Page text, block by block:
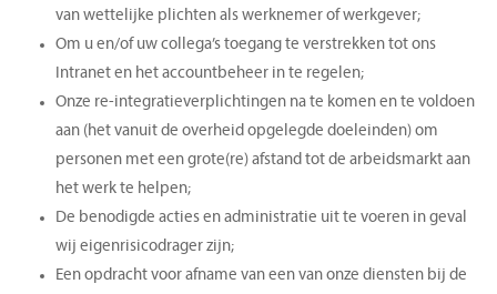
van wettelijke plichten als werknemer of werkgever;
Om u en/of uw collega’s toegang te verstrekken tot ons
Intranet en het accountbeheer in te regelen;
Onze re-integratieverplichtingen na te komen en te voldoen
aan (het vanuit de overheid opgelegde doeleinden) om
personen met een grote(re) afstand tot de arbeidsmarkt aan
het werk te helpen;
De benodigde acties en administratie uit te voeren in geval
wij eigenrisicodrager zijn;
Een opdracht voor afname van een van onze diensten bij de